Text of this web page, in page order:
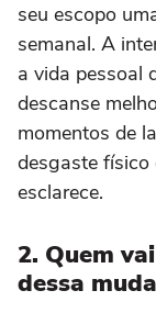
seu escopo
semanal. A
a vida pessoal
descanse
momentos de
desgaste físico
esclarece.
2. Quem
dessa